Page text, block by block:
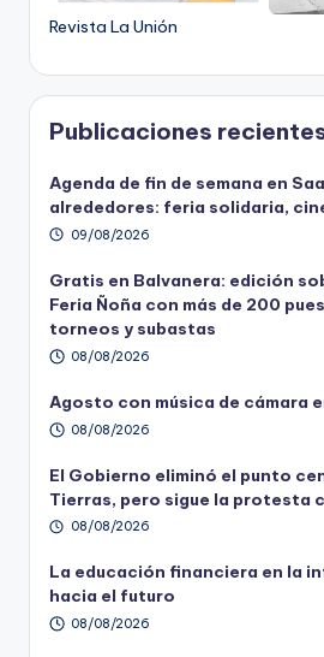
Revista La Unión
Publicaciones
Agenda de fin de semana en
alrededores: feria solidaria,
09/08/2026
Gratis en Balvanera: edición
Feria Ñoña con más de 200
torneos y subastas
08/08/2026
Agosto con música de cámara
08/08/2026
El Gobierno eliminó el punto
Tierras, pero sigue la protesta
08/08/2026
La educación financiera en la
hacia el futuro
08/08/2026